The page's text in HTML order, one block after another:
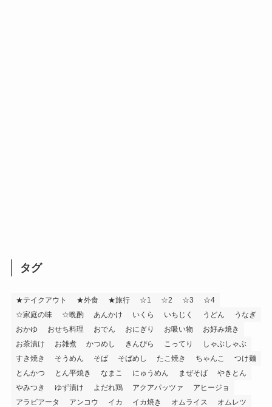
タグ
★テイクアウト ★外食 ★旅行 ☆1 ☆2 ☆3
☆4
☆家庭の味
☆晩酌 あんかけ いくら いちじく うどん
うなぎ
おかゆ
おせち料理 おでん おにぎり お吸い物
お好み焼き
お茶漬け
お雑煮 かつめし きんぴら こってり
しゃぶしゃぶ
すき焼き
そうめん そば そばめし たこ焼き ちゃんこ
つけ麺
とんかつ
とん平焼き なまこ にゅうめん まぜそば
やきとん
やみつき
ゆず漬け よだれ鶏 アクアパッツァ
アヒージョ
アラビアータ
アンコウ イカ イカ焼き オムライス
オムレツ